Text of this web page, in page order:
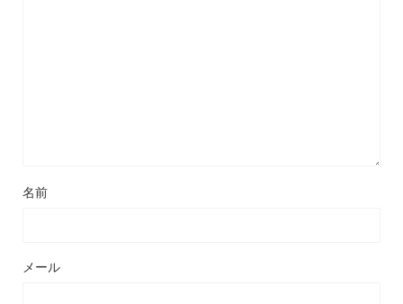
名前
メール